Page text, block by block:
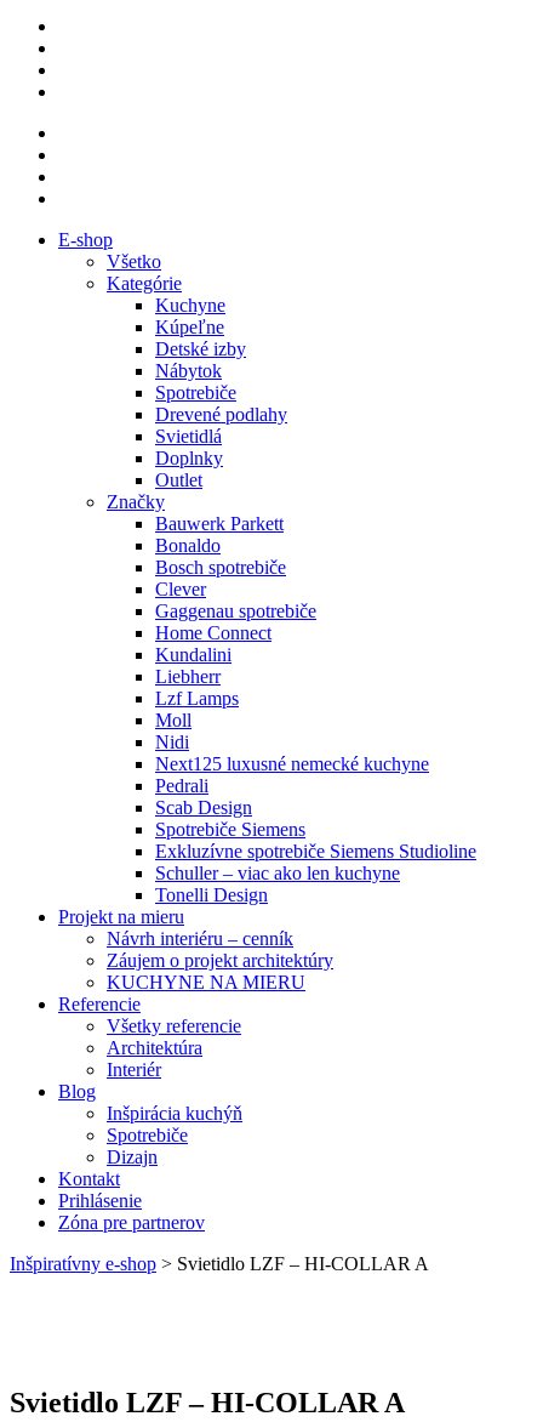
E-shop
Všetko
Kategórie
Kuchyne
Kúpeľne
Detské izby
Nábytok
Spotrebiče
Drevené podlahy
Svietidlá
Doplnky
Outlet
Značky
Bauwerk Parkett
Bonaldo
Bosch spotrebiče
Clever
Gaggenau spotrebiče
Home Connect
Kundalini
Liebherr
Lzf Lamps
Moll
Nidi
Next125 luxusné nemecké kuchyne
Pedrali
Scab Design
Spotrebiče Siemens
Exkluzívne spotrebiče Siemens Studioline
Schuller – viac ako len kuchyne
Tonelli Design
Projekt na mieru
Návrh interiéru – cenník
Záujem o projekt architektúry
KUCHYNE NA MIERU
Referencie
Všetky referencie
Architektúra
Interiér
Blog
Inšpirácia kuchýň
Spotrebiče
Dizajn
Kontakt
Prihlásenie
Zóna pre partnerov
Inšpiratívny e-shop > Svietidlo LZF – HI-COLLAR A
Svietidlo LZF – HI-COLLAR A